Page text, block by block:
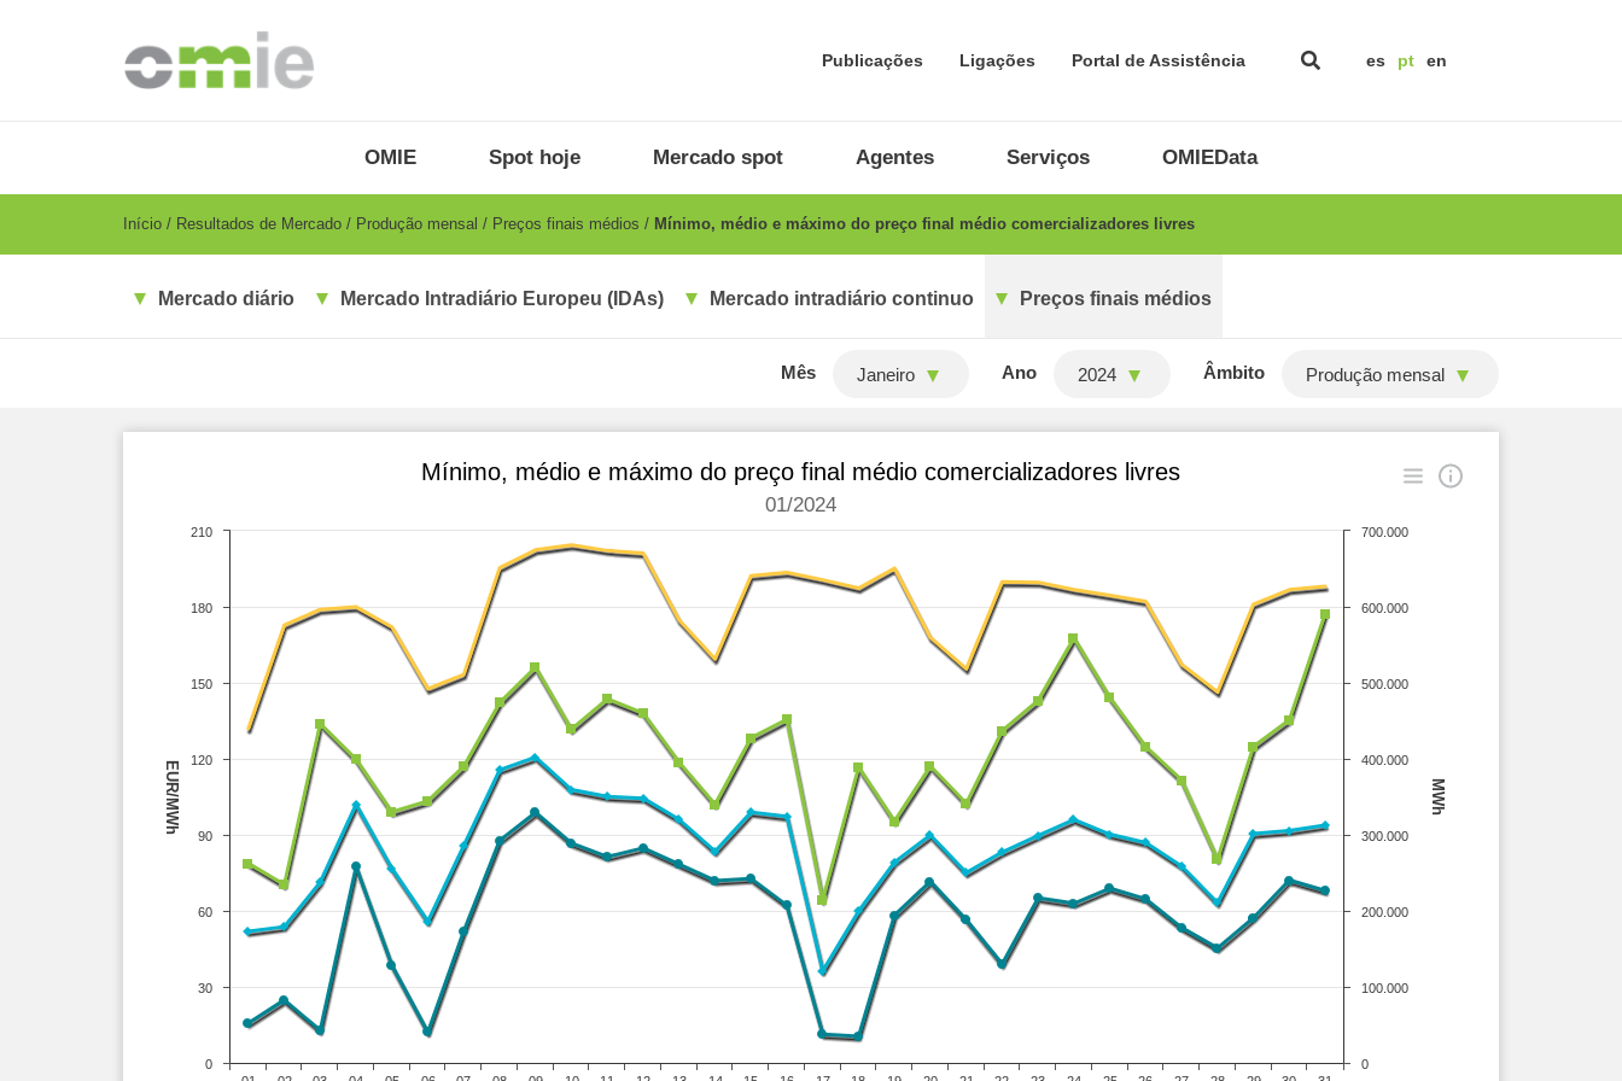
Publicações Ligações Portal de Assistência es pt en
PT
OMIE Spot hoje Mercado spot Agentes Serviços OMIEData
Breadcrumb
Início Resultados de Mercado Produção mensal Preços finais médios Mínimo, médio e máximo do preço final médio comercializadores livres
Mercado diário Mercado Intradiário Europeu (IDAs) Mercado intradiário continuo Preços finais médios
Mês Janeiro Ano 2024 Âmbito Produção mensal
MWh
EUR/MWh
Mínimo, médio e máximo do preço final médio comercializadores livres
01/2024
0
100.000
200.000
300.000
400.000
500.000
600.000
700.000
0
30
60
90
120
150
180
210